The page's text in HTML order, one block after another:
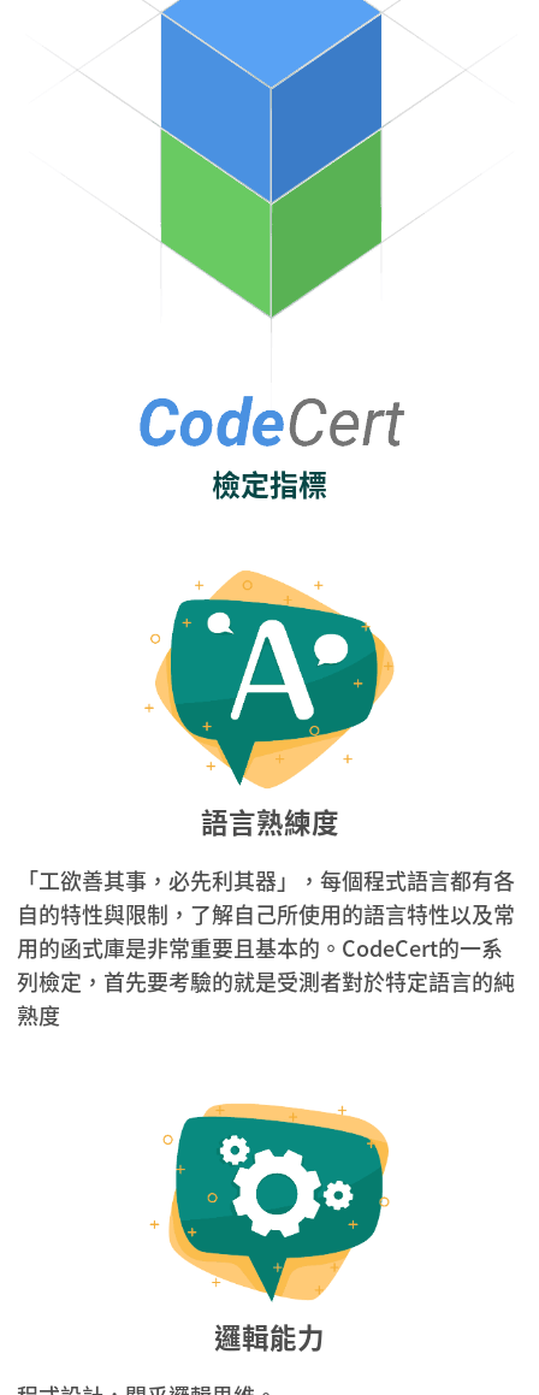
檢定指標
語言熟練度
「工欲善其事，必先利其器」，每個程式語言都有各
自的特性與限制，了解自己所使用的語言特性以及常
用的函式庫是非常重要且基本的。CodeCert的一系
列檢定，首先要考驗的就是受測者對於特定語言的純
熟度
邏輯能力